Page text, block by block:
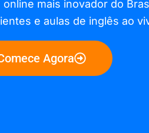
online mais inovador do
e aulas de inglês ao
Agora